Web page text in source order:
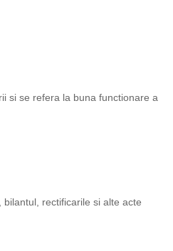
si se refera la buna functionare a
rectificarile si alte acte